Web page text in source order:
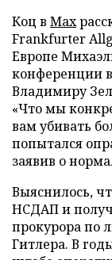
Коц в Мах
Frankfurter
Европе
конференции
Владимиру
«Что мы
вам убивать
попытался
заявив о
Выяснилось,
НСДАП и
прокурора по
Гитлера. В